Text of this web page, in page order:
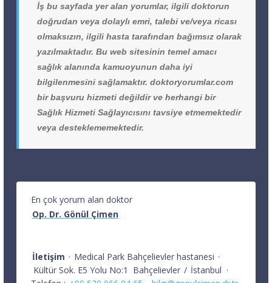
İş bu sayfada yer alan yorumlar, ilgili doktorun
doğrudan veya dolaylı emri, talebi ve/veya ricası
olmaksızın, ilgili hasta tarafından bağımsız olarak
yazılmaktadır. Bu web sitesinin temel amacı
sağlık alanında kamuoyunun daha iyi
bilgilenmesini sağlamaktır. doktoryorumlar.com
bir başvuru hizmeti değildir ve herhangi bir
Sağlık Hizmeti Sağlayıcısını tavsiye etmemektedir
veya desteklememektedir.
En çok yorum alan doktor
Op. Dr. Gönül Çimen
İletişim · Medical Park Bahçelievler hastanesi ·
Kültür Sok. E5 Yolu No:1
Bahçelievler / İstanbul ·